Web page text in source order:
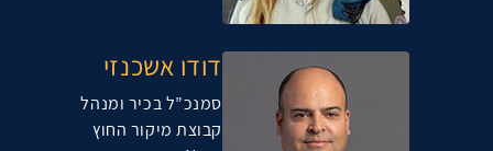
דודו אשכנזי
סמנכ”ל בכיר ומנהל
קבוצת מיקור החוץ